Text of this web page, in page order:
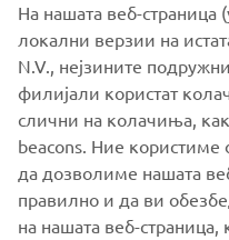
Floats when dropped,
key fob pairs with a
ECU, so only the right
FIND YOUR
На нашата веб-страница
локални верзии на
N.V., нејзините
филијали користат
слични на колачиња,
beacons. Ние
да дозволиме нашата
правилно и да ви
на нашата веб-